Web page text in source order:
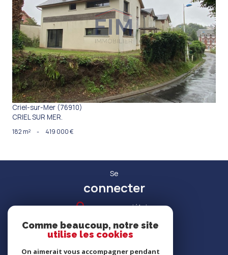
VOIR LE BIEN
Criel-sur-Mer (76910)
CRIEL SUR MER.
182 m² - 419 000 €
Se
connecter
espace propriétaire
Comme beaucoup, notre site
utilise les cookies
On aimerait vous accompagner pendant